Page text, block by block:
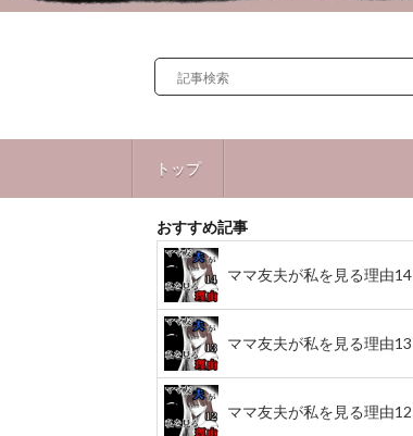
トップ
おすすめ記事
ママ友夫が私を見る理由14
ママ友夫が私を見る理由13
ママ友夫が私を見る理由12